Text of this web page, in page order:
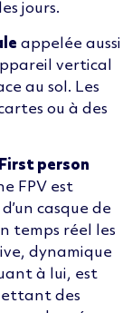
jours.
appelée aussi
vertical
au sol. Les
ou à des
person
FPV est
casque de
temps réel les
dynamique
à lui, est
des